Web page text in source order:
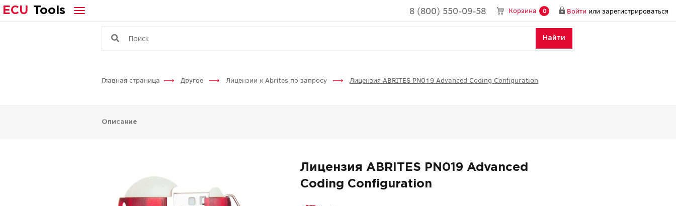
ECU Tools 8 (800) 550-09-58 Корзина 0 Войти или зарегистрироваться
Найти
Главная страница Другое Лицензии к Abrites по запросу Лицензия ABRITES PN019 Advanced Coding Configuration
Описание
Лицензия ABRITES PN019 Advanced
Coding Configuration